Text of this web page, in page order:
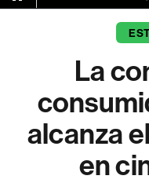
La
alcanza
en